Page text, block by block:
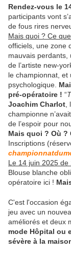
Rendez-vous le
participants vont
de fous rires
Mais quoi ? Ce
officiels, une zone
mauvais
de l’artiste new-
le championnat, et
psychologique.
pré-opératoire ! “
Joachim Charlot
championne
de l’espoir pour
Mais quoi ? Où ?
Inscriptions
Le 14 juin 2025 de
Blouse blanche
opératoire ici !
C'est l'occasion
jeu avec un
améliorés et deux
mode Hôpital ou
sévère à la